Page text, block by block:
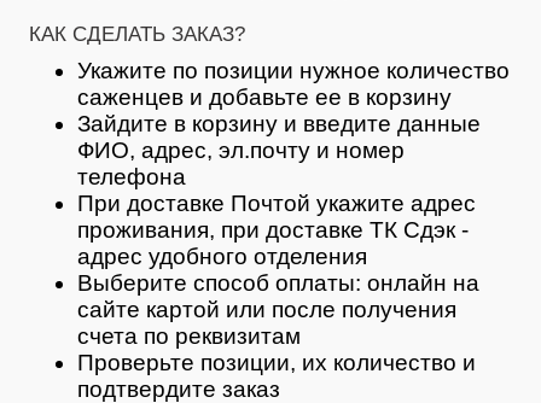
КАК СДЕЛАТЬ ЗАКАЗ?
Укажите по позиции нужное количество
саженцев и добавьте ее в корзину
Зайдите в корзину и введите данные
ФИО, адрес, эл.почту и номер
телефона
При доставке Почтой укажите адрес
проживания, при доставке ТК Сдэк -
адрес удобного отделения
Выберите способ оплаты: онлайн на
сайте картой или после получения
счета по реквизитам
Проверьте позиции, их количество и
подтвердите заказ